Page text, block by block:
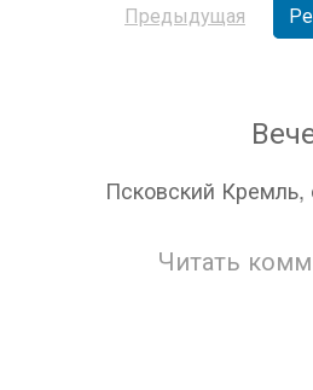
Предыдущая
Псковский Кремль,
Читать